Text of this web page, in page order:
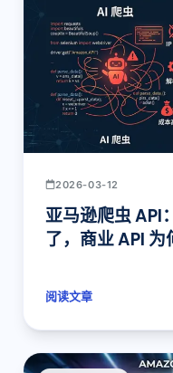
2026-03-12
亚马逊爬虫 API
了，商业 API 为
阅读文章